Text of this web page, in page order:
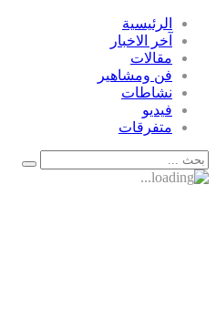
الرئيسية
آخر الاخبار
مقالات
فن ومشاهير
نشاطات
فيديو
متفرقات